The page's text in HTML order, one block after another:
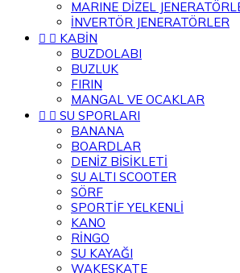
MARINE DİZEL
İNVERTÖR JENERATÖRLER
  KABİN
BUZDOLABI
BUZLUK
FIRIN
MANGAL VE OCAKLAR
  SU SPORLARI
BANANA
BOARDLAR
DENİZ BİSİKLETİ
SU ALTI SCOOTER
SÖRF
SPORTİF YELKENLİ
KANO
RİNGO
SU KAYAĞI
WAKESKATE